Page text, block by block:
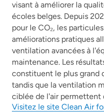
visant à améliorer la
écoles belges. Depuis
pour le CO₂, les
améliorations pratiques
ventilation avancées à
maintenance. Les
constituent le plus grand
tandis que la ventilation
ciblée de l'air permettent
Visitez le site Clean Air